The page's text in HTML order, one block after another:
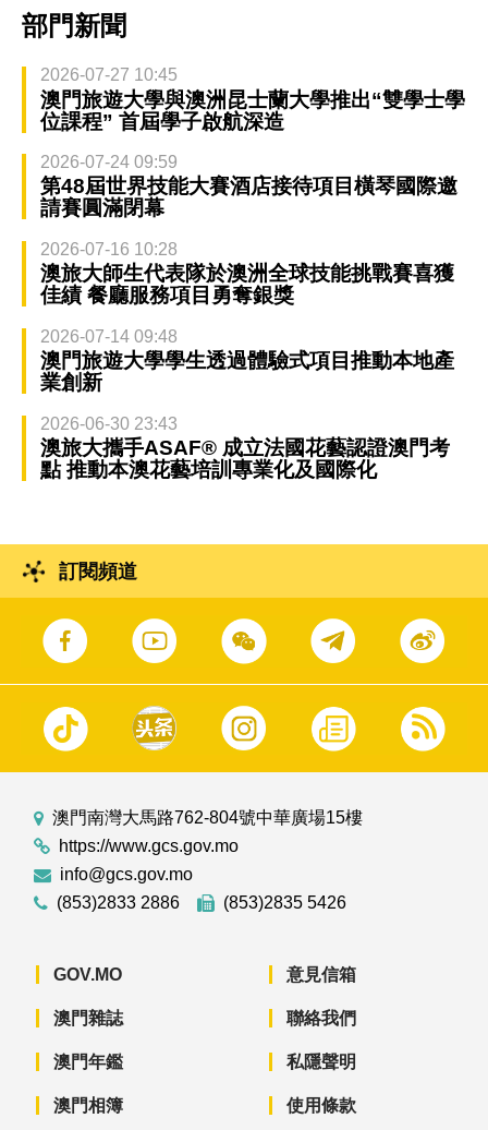
部門新聞
2026-07-27 10:45
澳門旅遊大學與澳洲昆士蘭大學推出“雙學士學
位課程” 首屆學子啟航深造
2026-07-24 09:59
第48屆世界技能大賽酒店接待項目橫琴國際邀
請賽圓滿閉幕
2026-07-16 10:28
澳旅大師生代表隊於澳洲全球技能挑戰賽喜獲
佳績 餐廳服務項目勇奪銀獎
2026-07-14 09:48
澳門旅遊大學學生透過體驗式項目推動本地產
業創新
2026-06-30 23:43
澳旅大攜手ASAF® 成立法國花藝認證澳門考
點 推動本澳花藝培訓專業化及國際化
訂閱頻道
澳門南灣大馬路762-804號中華廣場15樓
https://www.gcs.gov.mo
info@gcs.gov.mo
(853)2833 2886
(853)2835 5426
GOV.MO
澳門雜誌
澳門年鑑
澳門相簿
意見信箱
聯絡我們
私隱聲明
使用條款